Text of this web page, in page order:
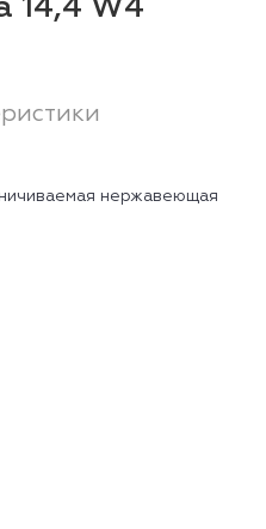
14,4 W4
нержавеющая